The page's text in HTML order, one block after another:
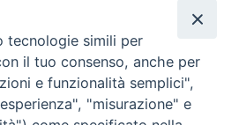
tecnologie simili per
il tuo consenso, anche per
e funzionalità semplici",
"misurazione" e